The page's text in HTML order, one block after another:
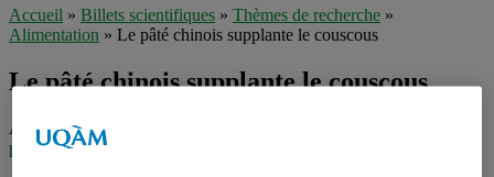
Accueil » Billets scientifiques » Thèmes de recherche »
Alimentation » Le pâté chinois supplante le couscous
Le pâté chinois supplante le couscous
Auteur :ComSanté
presse jeudi 28 janvier 2010